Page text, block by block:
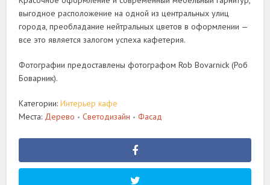
выгодное расположение на одной из центральных улиц
города, преобладание нейтральных цветов в оформлении —
все это является залогом успеха кафетерия.
Фотографии предоставлены фотографом Rob Bovarnick (Роб
Боварник).
Категории:Интерьер кафе
Места: Дерево • Светодизайн • Фасад